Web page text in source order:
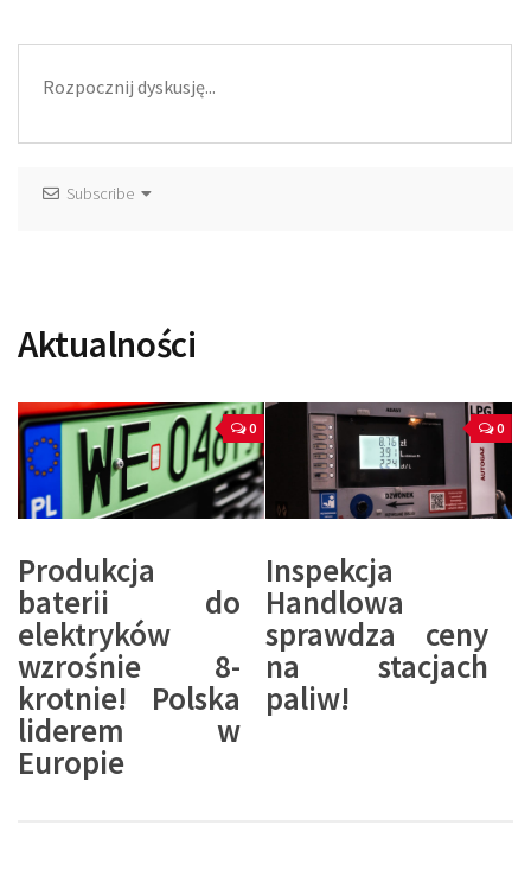
Subscribe
Aktualności
0
Produkcja
baterii do
elektryków
wzrośnie 8-
krotnie! Polska
liderem w
Europie
0
Inspekcja
Handlowa
sprawdza ceny
na stacjach
paliw!